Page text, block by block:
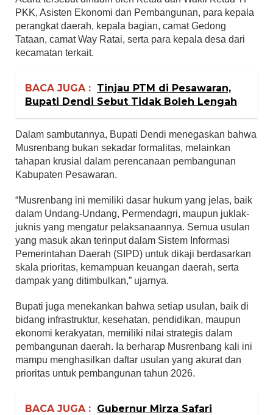
PKK, Asisten Ekonomi dan Pembangunan, para kepala
perangkat daerah, kepala bagian, camat Gedong
Tataan, camat Way Ratai, serta para kepala desa dari
kecamatan terkait.
BACA JUGA : Tinjau PTM di Pesawaran,
Bupati Dendi Sebut Tidak Boleh Lengah
Dalam sambutannya, Bupati Dendi menegaskan bahwa
Musrenbang bukan sekadar formalitas, melainkan
tahapan krusial dalam perencanaan pembangunan
Kabupaten Pesawaran.
“Musrenbang ini memiliki dasar hukum yang jelas, baik
dalam Undang-Undang, Permendagri, maupun juklak-
juknis yang mengatur pelaksanaannya. Semua usulan
yang masuk akan terinput dalam Sistem Informasi
Pemerintahan Daerah (SIPD) untuk dikaji berdasarkan
skala prioritas, kemampuan keuangan daerah, serta
dampak yang ditimbulkan,” ujarnya.
Bupati juga menekankan bahwa setiap usulan, baik di
bidang infrastruktur, kesehatan, pendidikan, maupun
ekonomi kerakyatan, memiliki nilai strategis dalam
pembangunan daerah. Ia berharap Musrenbang kali ini
mampu menghasilkan daftar usulan yang akurat dan
prioritas untuk pembangunan tahun 2026.
BACA JUGA : Gubernur Mirza Safari